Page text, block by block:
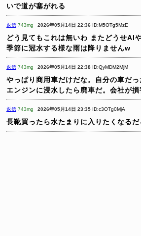
いで道が塞がれる
返信 743mg 2026年05月14日 22:36 ID:M5OTg5MzE
どう見てもこれは無いわ またどうせAI
季節に冠水する様な雨は降りませんw
返信 743mg 2026年05月14日 22:38 ID:QyMDM2MjM
やっぱり商用車だけだな。自分の車だっ
エンジンに浸水したら廃車だ。会社が損
返信 743mg 2026年05月14日 23:35 ID:c3OTg0MjA
長靴買ったら水たまりに入りたくなるだ